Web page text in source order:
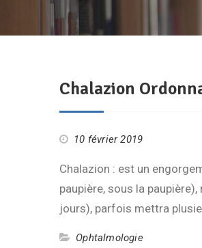
Chalazion
10 février 2019
Chalazion : est un
paupière, sous la
jours), parfois mettra
Ophtalmologie